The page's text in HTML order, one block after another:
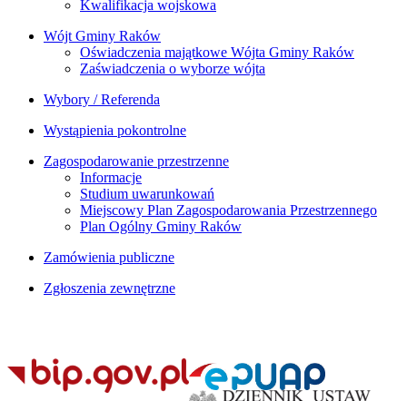
Kwalifikacja wojskowa
Wójt Gminy Raków
Oświadczenia majątkowe Wójta Gminy Raków
Zaświadczenia o wyborze wójta
Wybory / Referenda
Wystąpienia pokontrolne
Zagospodarowanie przestrzenne
Informacje
Studium uwarunkowań
Miejscowy Plan Zagospodarowania Przestrzennego
Plan Ogólny Gminy Raków
Zamówienia publiczne
Zgłoszenia zewnętrzne